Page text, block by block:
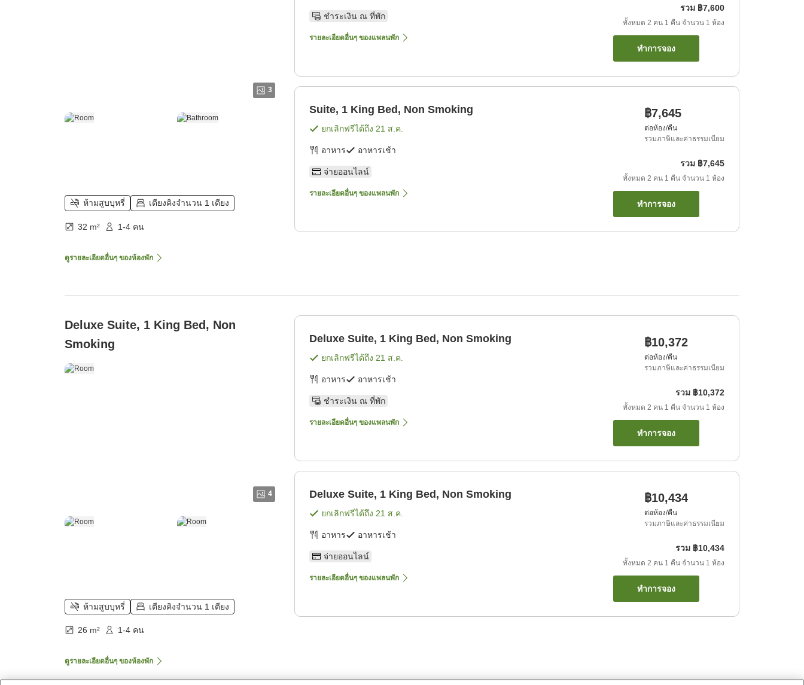
3
ห้ามสูบบุหรี่ เตียงคิงจำนวน 1 เตียง
32 m² 1-4 คน
ดูรายละเอียดอื่นๆ ของห้องพัก
ชำระเงิน ณ ที่พัก
รายละเอียดอื่นๆ ของแพลนพัก
รวม ฿7,600
ทั้งหมด 2 คน 1 คืน จำนวน 1 ห้อง
ทำการจอง
Suite, 1 King Bed, Non Smoking
ยกเลิกฟรีได้ถึง 21 ส.ค.
อาหาร อาหารเช้า
จ่ายออนไลน์
รายละเอียดอื่นๆ ของแพลนพัก
฿7,645
ต่อห้อง/คืน
รวมภาษีและค่าธรรมเนียม
รวม ฿7,645
ทั้งหมด 2 คน 1 คืน จำนวน 1 ห้อง
ทำการจอง
Deluxe Suite, 1 King Bed, Non
Smoking
4
ห้ามสูบบุหรี่ เตียงคิงจำนวน 1 เตียง
26 m² 1-4 คน
ดูรายละเอียดอื่นๆ ของห้องพัก
Deluxe Suite, 1 King Bed, Non Smoking
ยกเลิกฟรีได้ถึง 21 ส.ค.
อาหาร อาหารเช้า
ชำระเงิน ณ ที่พัก
รายละเอียดอื่นๆ ของแพลนพัก
฿10,372
ต่อห้อง/คืน
รวมภาษีและค่าธรรมเนียม
รวม ฿10,372
ทั้งหมด 2 คน 1 คืน จำนวน 1 ห้อง
ทำการจอง
Deluxe Suite, 1 King Bed, Non Smoking
ยกเลิกฟรีได้ถึง 21 ส.ค.
อาหาร อาหารเช้า
จ่ายออนไลน์
รายละเอียดอื่นๆ ของแพลนพัก
฿10,434
ต่อห้อง/คืน
รวมภาษีและค่าธรรมเนียม
รวม ฿10,434
ทั้งหมด 2 คน 1 คืน จำนวน 1 ห้อง
ทำการจอง